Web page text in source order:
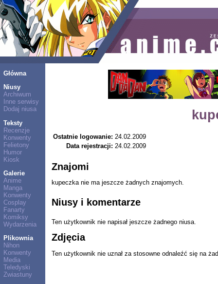
Główna
Niusy
Archiwum
Inne serwisy
Dodaj niusa
Teksty
Recenzje
Konwenty
Felietony
Humor
Kiosk
Galerie
Anime
Manga
Konwenty
Cosplay
Fanarty
Komiksy
Wydarzenia
Plikownia
Nihon
Konwenty
Media
Teledyski
Zwiastuny
Ostatnie logowanie: 24.02.2009
Data rejestracji: 24.02.2009
Znajomi
kupeczka nie ma jeszcze żadnych znajomych.
Niusy i komentarze
Ten użytkownik nie napisał jeszcze żadnego niusa.
Zdjęcia
Ten użytkownik nie uznał za stosowne odnaleźć się na